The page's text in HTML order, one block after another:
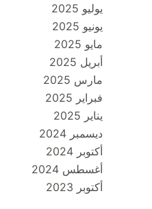
يوليو 2025
يونيو 2025
مايو 2025
أبريل 2025
مارس 2025
فبراير 2025
يناير 2025
ديسمبر 2024
أكتوبر 2024
أغسطس 2024
أكتوبر 2023